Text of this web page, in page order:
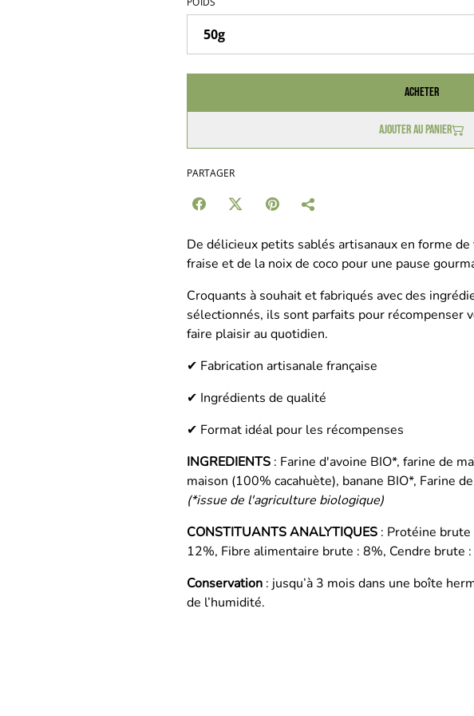
Acheter
Ajouter au panier
PARTAGER
De délicieux petits sablés artisanaux en forme
fraise et de la noix de coco pour une pause
Croquants à souhait et fabriqués avec des
sélectionnés, ils sont parfaits pour récompenser
faire plaisir au quotidien.
✔ Fabrication artisanale française
✔ Ingrédients de qualité
✔ Format idéal pour les récompenses
INGREDIENTS : Farine d'avoine BIO*, farine de
maison (100% cacahuète), banane BIO*, Farine
(*issue de l'agriculture biologique)
CONSTITUANTS ANALYTIQUES : Protéine
12%, Fibre alimentaire brute : 8%, Cendre brute
Conservation : jusqu’à 3 mois dans une boîte
de l’humidité.